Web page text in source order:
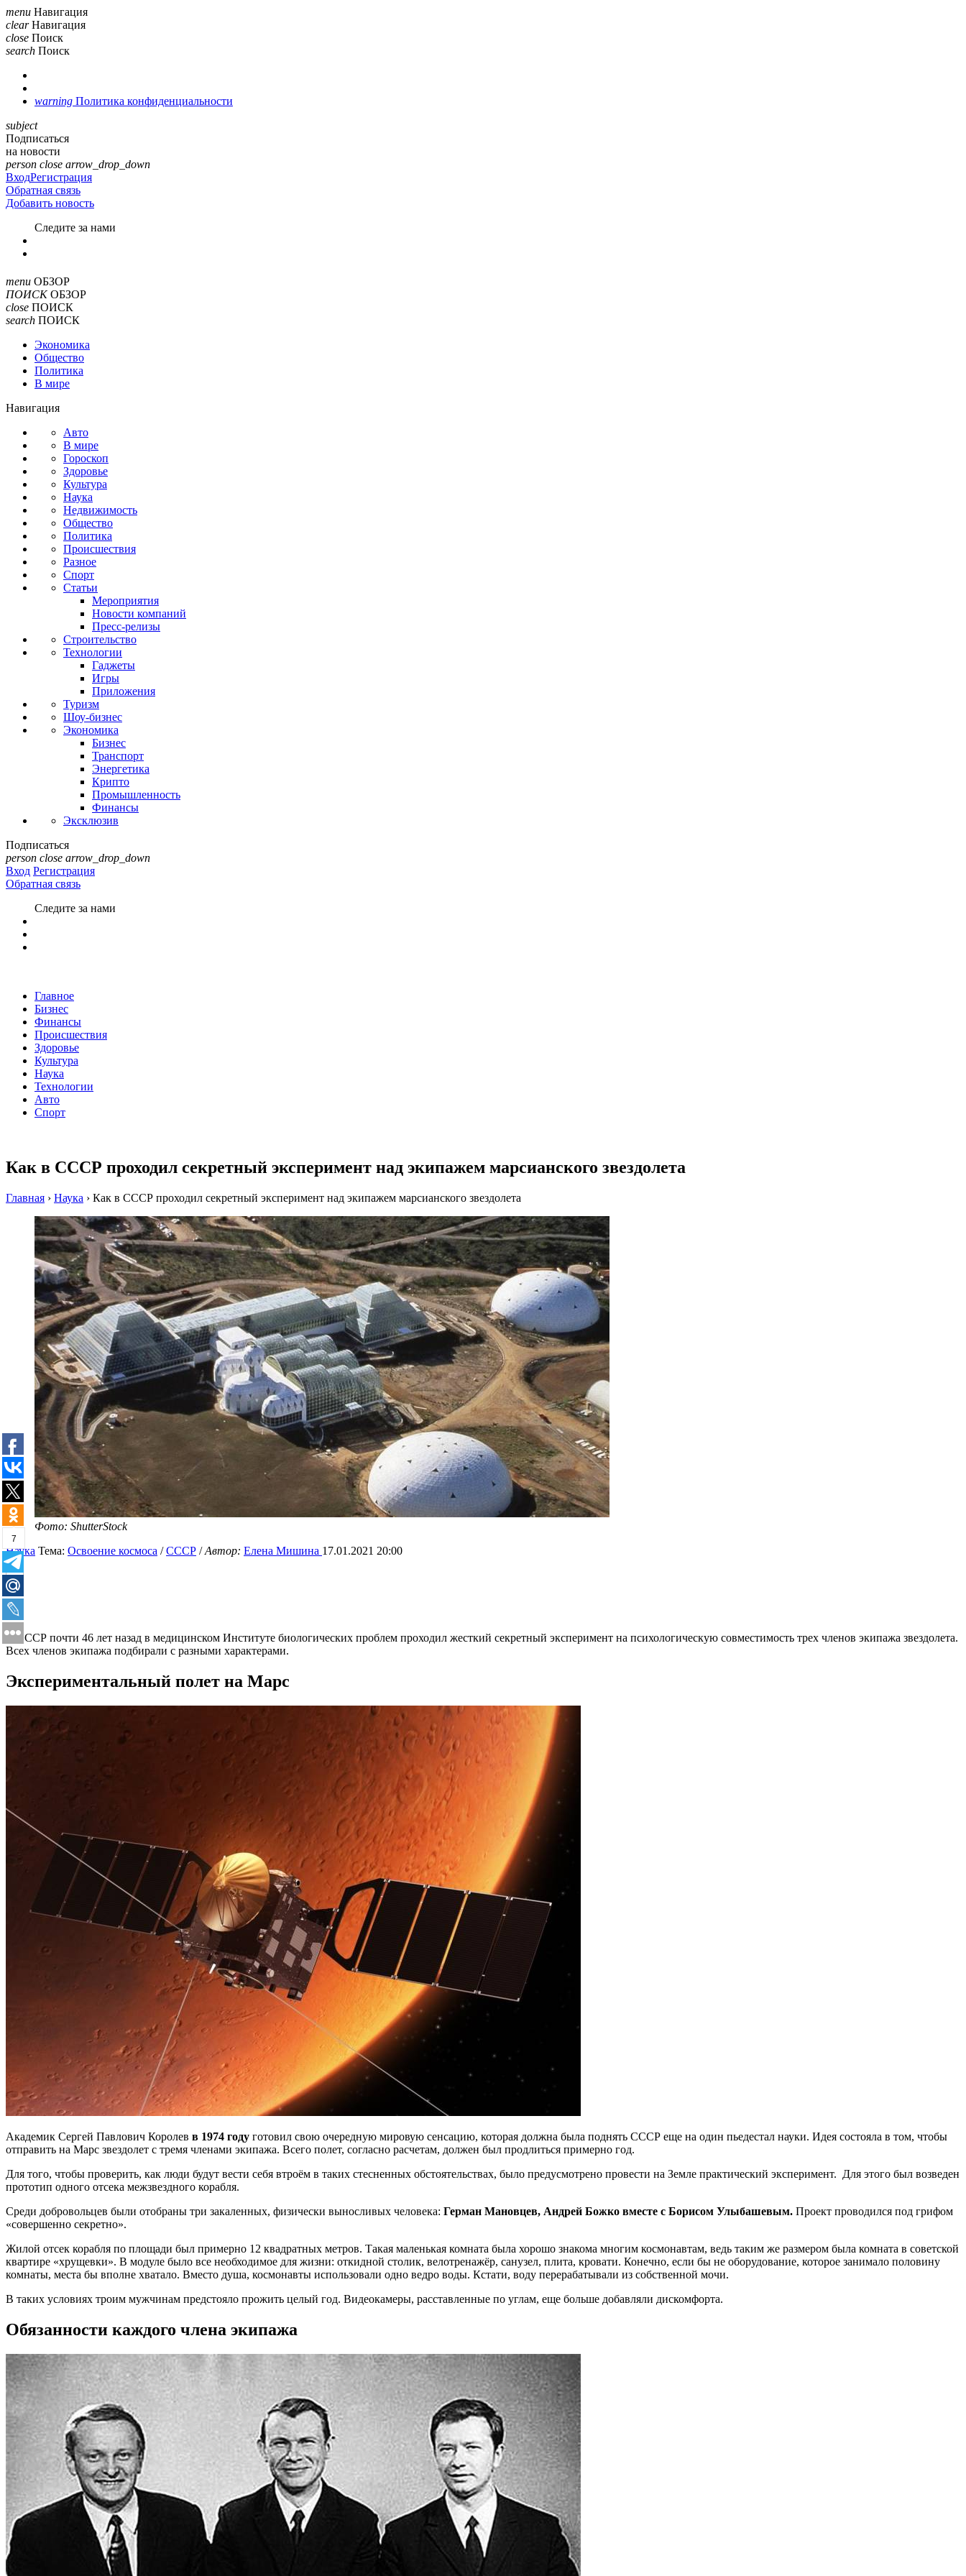
7
menu Навигация
clear Навигация
close Поиск
search Поиск
warning Политика конфиденциальности
subject
Подписаться
на новости
person close arrow_drop_down
ВходРегистрация
Обратная связь
Добавить новость
Cледите за нами
menu ОБЗОР
ПОИСК ОБЗОР
close ПОИСК
search ПОИСК
Экономика
Общество
Политика
В мире
Навигация
Авто
В мире
Гороскоп
Здоровье
Культура
Наука
Недвижимость
Общество
Политика
Происшествия
Разное
Спорт
Статьи
Мероприятия
Новости компаний
Пресс-релизы
Строительство
Технологии
Гаджеты
Игры
Приложения
Туризм
Шоу-бизнес
Экономика
Бизнес
Транспорт
Энергетика
Крипто
Промышленность
Финансы
Эксклюзив
Подписаться
person close arrow_drop_down
Вход Регистрация
Обратная связь
Следите за нами
Главное
Бизнес
Финансы
Происшествия
Здоровье
Культура
Наука
Технологии
Авто
Спорт
Как в СССР проходил секретный эксперимент над экипажем марсианского звездолета
Главная › Наука › Как в СССР проходил секретный эксперимент над экипажем марсианского звездолета
Фото: ShutterStock
Наука Тема: Освоение космоса /СССР /Автор: Елена Мишина 17.01.2021 20:00
В СССР почти 46 лет назад в медицинском Институте биологических проблем проходил жесткий секретный эксперимент на психологическую совместимость трех членов экипажа звездолета.
Всех членов экипажа подбирали с разными характерами.
Экспериментальный полет на Марс
Академик Сергей Павлович Королев в 1974 году готовил свою очередную мировую сенсацию, которая должна была поднять СССР еще на один пьедестал науки. Идея состояла в том, чтобы
отправить на Марс звездолет с тремя членами экипажа. Всего полет, согласно расчетам, должен был продлиться примерно год.
Для того, чтобы проверить, как люди будут вести себя втроём в таких стесненных обстоятельствах, было предусмотрено провести на Земле практический эксперимент. Для этого был возведен
прототип одного отсека межзвездного корабля.
Среди добровольцев были отобраны три закаленных, физически выносливых человека: Герман Мановцев, Андрей Божко вместе с Борисом Улыбашевым. Проект проводился под грифом
«совершенно секретно».
Жилой отсек корабля по площади был примерно 12 квадратных метров. Такая маленькая комната была хорошо знакома многим космонавтам, ведь таким же размером была комната в советской
квартире «хрущевки». В модуле было все необходимое для жизни: откидной столик, велотренажёр, санузел, плита, кровати. Конечно, если бы не оборудование, которое занимало половину
комнаты, места бы вполне хватало. Вместо душа, космонавты использовали одно ведро воды. Кстати, воду перерабатывали из собственной мочи.
В таких условиях троим мужчинам предстояло прожить целый год. Видеокамеры, расставленные по углам, еще больше добавляли дискомфорта.
Обязанности каждого члена экипажа